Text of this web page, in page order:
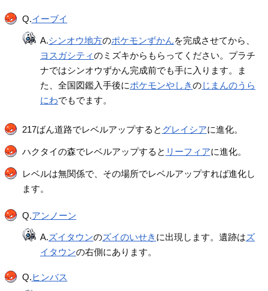
Q.イーブイ
A.シンオウ地方のポケモンずかんを完成させてから、
ヨスガシティのミズキからもらってください。プラチ
ナではシンオウずかん完成前でも手に入ります。ま
た、全国図鑑入手後にポケモンやしきのじまんのうら
にわでもでます。
217ばん道路でレベルアップすると グレイシアに進化。
ハクタイの森でレベルアップすると リーフィアに進化。
レベルは無関係で、その場所でレベルアップすれば進化し
ます。
Q.アンノーン
A.ズイタウンのズイのいせき に出現します。遺跡はズ
イタウンの右側にあります。
Q. ヒンバス